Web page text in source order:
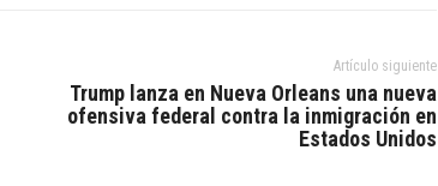
Artículo siguiente
Trump lanza en Nueva Orleans una nueva
ofensiva federal contra la inmigración en
Estados Unidos